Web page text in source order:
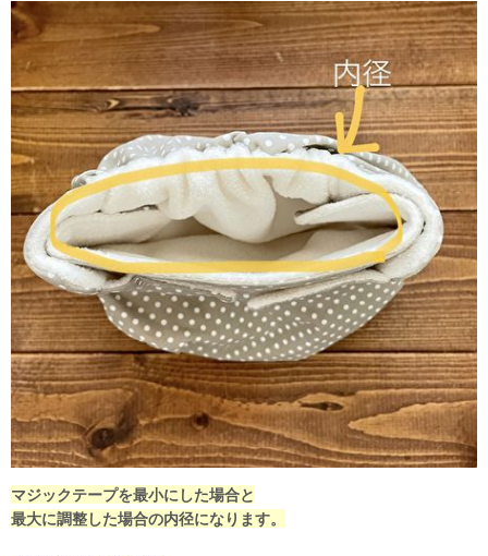
マジックテープを最小にした場合と
最大に調整した場合の内径になります。